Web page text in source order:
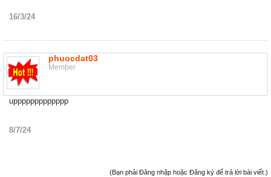
16/3/24
phuocdat03
Member
uppppppppppppp
8/7/24
(Bạn phải Đăng nhập hoặc Đăng ký để trả lời bài viết.)